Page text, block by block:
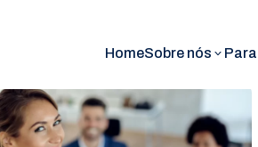
HomeSobre nós